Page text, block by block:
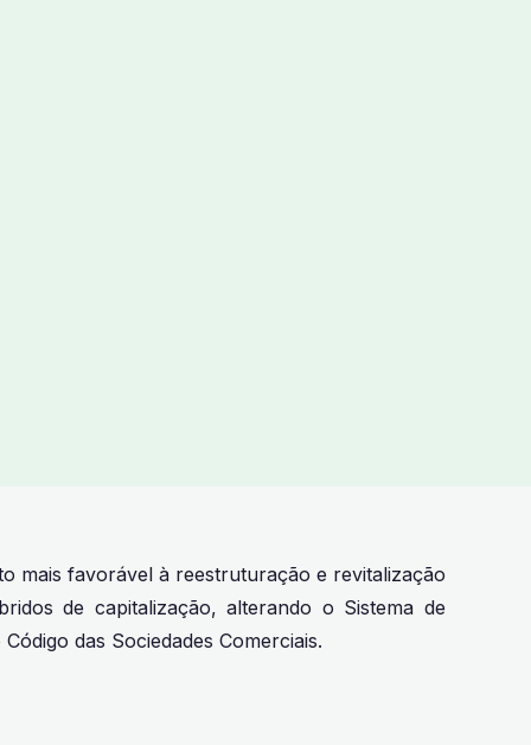
mais favorável à reestruturação e revitalização
de capitalização, alterando o Sistema de
das Sociedades Comerciais.